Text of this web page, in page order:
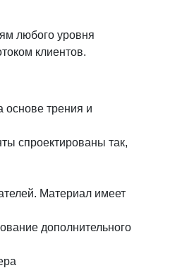
любого уровня
клиентов.
основе трения и
спроектированы так,
Материал имеет
дополнительного